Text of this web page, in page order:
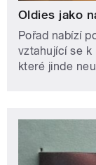
Oldies jako
Pořad nabízí
vztahující se k
které jinde